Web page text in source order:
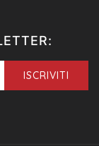
ISCRIVITI